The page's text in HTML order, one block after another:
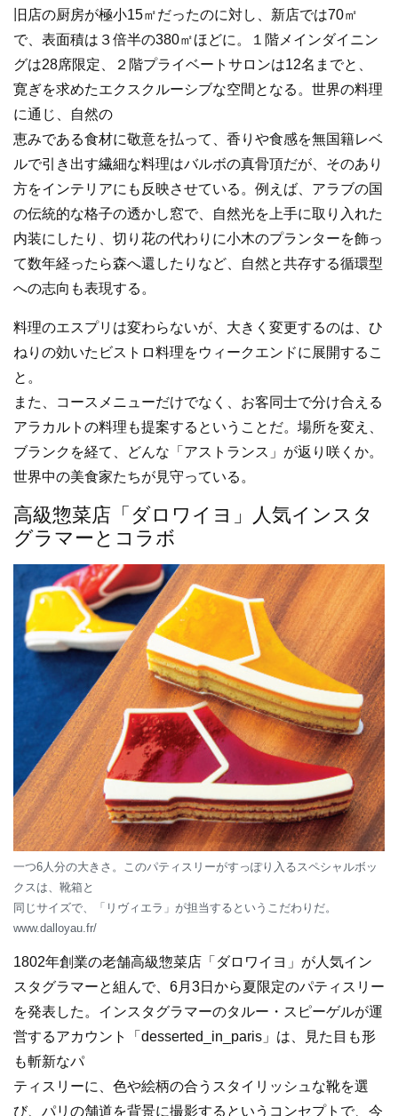
旧店の厨房が極小15㎡だったのに対し、新店では70㎡
で、表面積は３倍半の380㎡ほどに。１階メインダイニン
グは28席限定、２階プライベートサロンは12名までと、
寛ぎを求めたエクスクルーシブな空間となる。世界の料理
に通じ、自然の
恵みである食材に敬意を払って、香りや食感を無国籍レベ
ルで引き出す繊細な料理はバルボの真骨頂だが、そのあり
方をインテリアにも反映させている。例えば、アラブの国
の伝統的な格子の透かし窓で、自然光を上手に取り入れた
内装にしたり、切り花の代わりに小木のプランターを飾っ
て数年経ったら森へ還したりなど、自然と共存する循環型
への志向も表現する。
料理のエスプリは変わらないが、大きく変更するのは、ひ
ねりの効いたビストロ料理をウィークエンドに展開するこ
と。
また、コースメニューだけでなく、お客同士で分け合える
アラカルトの料理も提案するということだ。場所を変え、
ブランクを経て、どんな「アストランス」が返り咲くか。
世界中の美食家たちが見守っている。
高級惣菜店「ダロワイヨ」人気インスタ
グラマーとコラボ
一つ6人分の大きさ。このパティスリーがすっぽり入るスペシャルボッ
クスは、靴箱と
同じサイズで、「リヴィエラ」が担当するというこだわりだ。
www.dalloyau.fr/
1802年創業の老舗高級惣菜店「ダロワイヨ」が人気イン
スタグラマーと組んで、6月3日から夏限定のパティスリー
を発表した。インスタグラマーのタルー・スピーゲルが運
営するアカウント「desserted_in_paris」は、見た目も形
も斬新なパ
ティスリーに、色や絵柄の合うスタイリッシュな靴を選
び、パリの舗道を背景に撮影するというコンセプトで、今